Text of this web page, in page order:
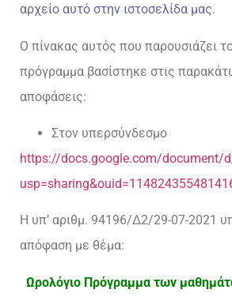
αρχείο αυτό στην ιστοσελίδα μας.
Ο πίνακας αυτός που παρουσιάζει
πρόγραμμα βασίστηκε στις
αποφάσεις:
Στον υπερσύνδεσμο
https://docs.google.com/document/
Η υπ’ αριθμ. 94196/Δ2/29-07-2021
απόφαση με θέμα:
Ωρολόγιο Πρόγραμμα των